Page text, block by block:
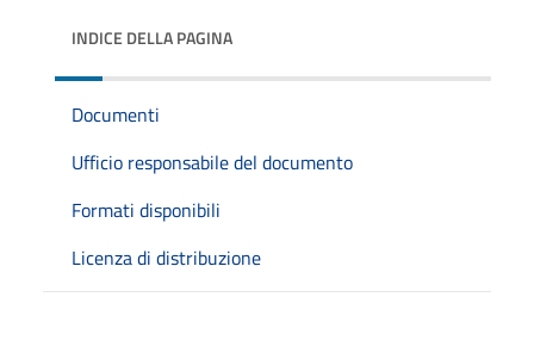
INDICE DELLA PAGINA
Documenti
Ufficio responsabile del documento
Formati disponibili
Licenza di distribuzione